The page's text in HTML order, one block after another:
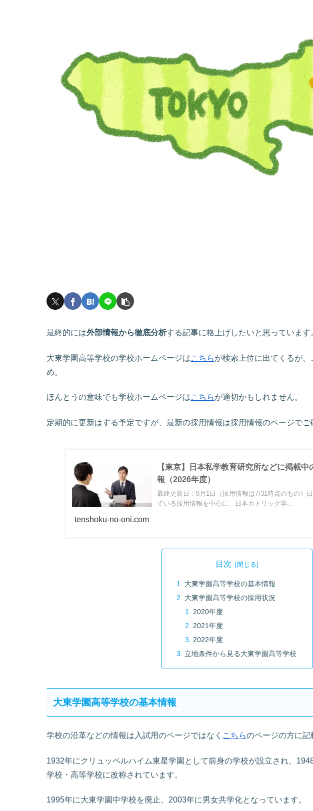
最終的には外部情報から徹底分析する記事に格上げしたいと思っています
大東学園高等学校の学校ホームページはこちらが検索上位に出てくるが
め。
ほんとうの意味でも学校ホームページはこちらが適切かもしれません。
定期的に更新はする予定ですが、最新の採用情報は採用情報のページでご
【東京】日本私学教育研究所などに掲載
報（2026年度）
最終更新日：8月1日（採用情報は7/31時点のもの）
ている採用情報を中心に、日本カトリック学...
tenshoku-no-oni.com
目次
大東学園高等学校の基本情報
大東学園高等学校の採用状況
2020年度
2021年度
2022年度
立地条件から見る大東学園高等学校
大東学園高等学校の基本情報
学校の沿革などの情報は入試用のページではなく こちらのページの方に記
1932年にクリュッペルハイム東星学園として前身の学校が設立され、
学校・高等学校に改称されています。
1995年に大東学園中学校を廃止、2003年に男女共学化となっています。